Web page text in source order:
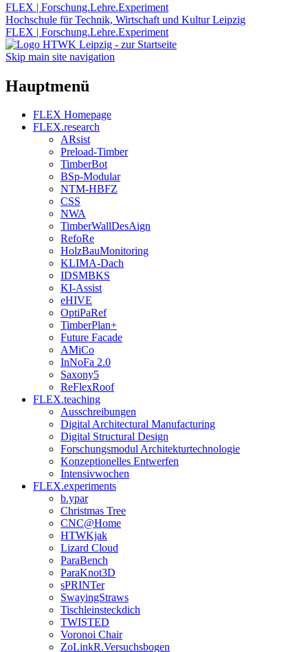
FLEX | Forschung.Lehre.Experiment
Hochschule für Technik, Wirtschaft und Kultur Leipzig
FLEX | Forschung.Lehre.Experiment
Skip main site navigation
Hauptmenü
FLEX Homepage
FLEX.research
ARsist
Preload-Timber
TimberBot
BSp-Modular
NTM-HBFZ
CSS
NWA
TimberWallDesAign
RefoRe
HolzBauMonitoring
KLIMA-Dach
IDSMBKS
KI-Assist
eHIVE
OptiPaRef
TimberPlan+
Future Facade
AMiCo
InNoFa 2.0
Saxony5
ReFlexRoof
FLEX.teaching
Ausschreibungen
Digital Architectural Manufacturing
Digital Structural Design
Forschungsmodul Architekturtechnologie
Konzeptionelles Entwerfen
Intensivwochen
FLEX.experiments
b.ypar
Christmas Tree
CNC@Home
HTWKjak
Lizard Cloud
ParaBench
ParaKnot3D
sPRINTer
SwayingStraws
Tischleinsteckdich
TWISTED
Voronoi Chair
ZoLinkR.Versuchsbogen